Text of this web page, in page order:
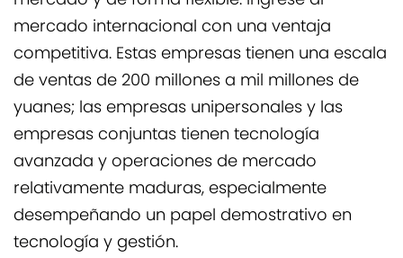
mercado internacional con una ventaja
competitiva. Estas empresas tienen una escala
de ventas de 200 millones a mil millones de
yuanes; las empresas unipersonales y las
empresas conjuntas tienen tecnología
avanzada y operaciones de mercado
relativamente maduras, especialmente
desempeñando un papel demostrativo en
tecnología y gestión.